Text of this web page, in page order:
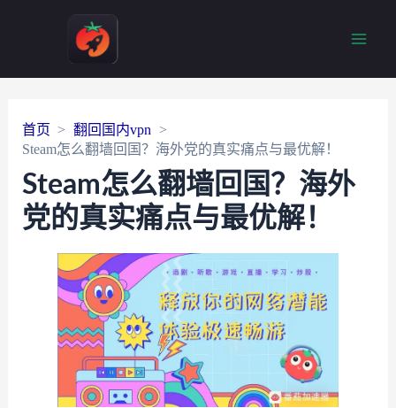
首页
翻回国内vpn
Steam怎么翻墙回国？海外党的真实痛点与最优解！
Steam怎么翻墙回国？海外
党的真实痛点与最优解！